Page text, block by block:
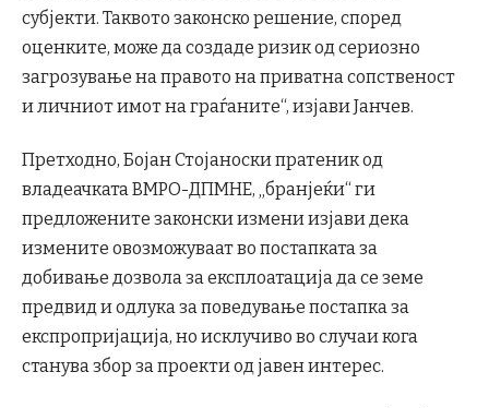
субјекти. Таквото законско решение, според
оценките, може да создаде ризик од сериозно
загрозување на правото на приватна сопственост
и личниот имот на граѓаните“, изјави Јанчев.
Претходно, Бојан Стојаноски пратеник од
владеачката ВМРО-ДПМНЕ, „бранјеќи“ ги
предложените законски измени изјави дека
измените овозможуваат во постапката за
добивање дозвола за експлоатација да се земе
предвид и одлука за поведување постапка за
експропријација, но исклучиво во случаи кога
станува збор за проекти од јавен интерес.